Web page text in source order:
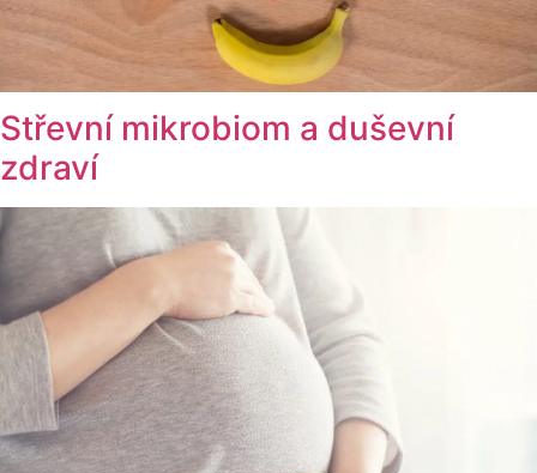
Střevní mikrobiom a duševní
zdraví